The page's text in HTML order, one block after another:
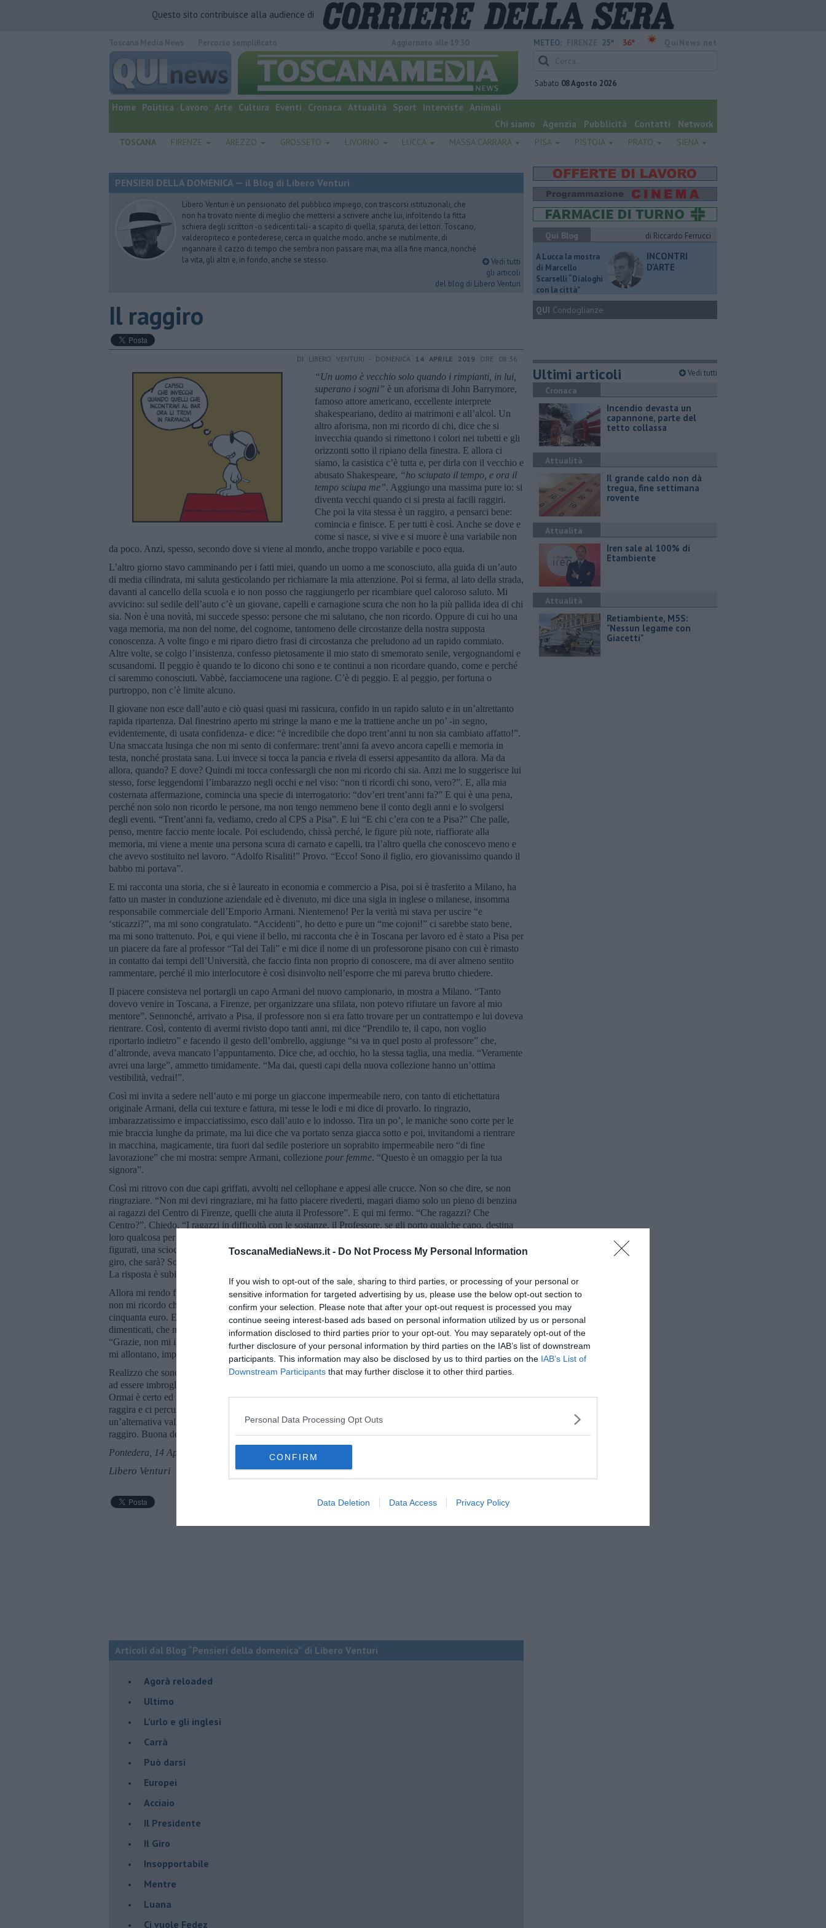
ToscanaMediaNews.it - Do Not Process My Personal Information
If you wish to opt-out of the sale, sharing to third parties, or processing of your personal or
sensitive information for targeted advertising by us, please use the below opt-out section to
confirm your selection. Please note that after your opt-out request is processed you may
continue seeing interest-based ads based on personal information utilized by us or personal
information disclosed to third parties prior to your opt-out. You may separately opt-out of the
further disclosure of your personal information by third parties on the IAB’s list of downstream
participants. This information may also be disclosed by us to third parties on the IAB’s List of
Downstream Participants that may further disclose it to other third parties.
Personal Data Processing Opt Outs
CONFIRM
Data Deletion Data Access Privacy Policy
Questo sito contribuisce alla audience di
quotidiano online.
METEO: 25° 36°
Sabato 08 Agosto 2026
Home Politica Lavoro Arte Cultura Eventi Cronaca Attualità Sport Interviste Animali
Chi siamo
Agenzia Pubblicità Contatti Network
TOSCANA FIRENZE AREZZO GROSSETO LIVORNO LUCCA MASSA CARRARA PISA PISTOIA PRATO SIENA
PENSIERI DELLA DOMENICA — il Blog di Libero Venturi
Libero Venturi è un pensionato del pubblico impiego, con trascorsi istituzionali, che
non ha trovato niente di meglio che mettersi a scrivere anche lui, infoltendo la fitta
schiera degli scrittori -o sedicenti tali- a scapito di quella, sparuta, dei lettori. Toscano,
valderopiteco e pontederese, cerca in qualche modo, anche se inutilmente, di
ingannare il cazzo di tempo che sembra non passare mai, ma alla fine manca, nonché
la vita, gli altri e, in fondo, anche se stesso.
Vedi tutti
gli articoli
del blog di Libero Venturi
Il raggiro
DI LIBERO VENTURI - DOMENICA 14 APRILE 2019 ORE 08:36
“Un uomo è vecchio solo quando i rimpianti, in lui,
superano i sogni” è un aforisma di John Barrymore,
famoso attore americano, eccellente interprete
shakespeariano, dedito ai matrimoni e all’alcol. Un
altro aforisma, non mi ricordo di chi, dice che si
invecchia quando si rimettono i colori nei tubetti e gli
orizzonti sotto il ripiano della finestra. E allora ci
siamo, la casistica c’è tutta e, per dirla con il vecchio e
abusato Shakespeare, “ho sciupato il tempo, e ora il
tempo sciupa me”. Aggiungo una massima pure io: si
diventa vecchi quando ci si presta ai facili raggiri.
Che poi la vita stessa è un raggiro, a pensarci bene:
comincia e finisce. E per tutti è così. Anche se dove e
come si nasce, si vive e si muore è una variabile non
da poco. Anzi, spesso, secondo dove si viene al mondo, anche troppo variabile e poco equa.
L’altro giorno stavo camminando per i fatti miei, quando un uomo a me sconosciuto, alla guida di un’auto
di media cilindrata, mi saluta gesticolando per richiamare la mia attenzione. Poi si ferma, al lato della strada,
davanti al cancello della scuola e io non posso che raggiungerlo per ricambiare quel caloroso saluto. Mi
avvicino: sul sedile dell’auto c’è un giovane, capelli e carnagione scura che non ho la più pallida idea di chi
sia. Non è una novità, mi succede spesso: persone che mi salutano, che non ricordo. Oppure di cui ho una
vaga memoria, ma non del nome, del cognome, tantomeno delle circostanze della nostra supposta
conoscenza. A volte fingo e mi riparo dietro frasi di circostanza che preludono ad un rapido commiato.
Altre volte, se colgo l’insistenza, confesso pietosamente il mio stato di smemorato senile, vergognandomi e
scusandomi. Il peggio è quando te lo dicono chi sono e te continui a non ricordare quando, come e perché
ci saremmo conosciuti. Vabbè, facciamocene una ragione. C’è di peggio. E al peggio, per fortuna o
purtroppo, non c’è limite alcuno.
Il giovane non esce dall’auto e ciò quasi quasi mi rassicura, confido in un rapido saluto e in un’altrettanto
rapida ripartenza. Dal finestrino aperto mi stringe la mano e me la trattiene anche un po’ -in segno,
evidentemente, di usata confidenza- e dice: “è incredibile che dopo trent’anni tu non sia cambiato affatto!”.
Una smaccata lusinga che non mi sento di confermare: trent’anni fa avevo ancora capelli e memoria in
testa, nonché prostata sana. Lui invece si tocca la pancia e rivela di essersi appesantito da allora. Ma da
allora, quando? E dove? Quindi mi tocca confessargli che non mi ricordo chi sia. Anzi me lo suggerisce lui
stesso, forse leggendomi l’imbarazzo negli occhi e nel viso: “non ti ricordi chi sono, vero?”. E, alla mia
costernata affermazione, comincia una specie di interrogatorio: “dov’eri trent’anni fa?” E qui è una pena,
perché non solo non ricordo le persone, ma non tengo nemmeno bene il conto degli anni e lo svolgersi
degli eventi. “Trent’anni fa, vediamo, credo al CPS a Pisa”. E lui “E chi c’era con te a Pisa?” Che palle,
penso, mentre faccio mente locale. Poi escludendo, chissà perché, le figure più note, riaffiorate alla
memoria, mi viene a mente una persona scura di carnato e capelli, tra l’altro quella che conoscevo meno e
che avevo sostituito nel lavoro. “Adolfo Risaliti!” Provo. “Ecco! Sono il figlio, ero giovanissimo quando il
babbo mi portava”.
E mi racconta una storia, che si è laureato in economia e commercio a Pisa, poi si è trasferito a Milano, ha
fatto un master in conduzione aziendale ed è divenuto, mi dice una sigla in inglese o milanese, insomma
responsabile commerciale dell’Emporio Armani. Nientemeno! Per la verità mi stava per uscire “e
‘sticazzi?”, ma mi sono congratulato. “Accidenti”, ho detto e pure un “me cojoni!” ci sarebbe stato bene,
ma mi sono trattenuto. Poi, e qui viene il bello, mi racconta che è in Toscana per lavoro ed è stato a Pisa per
un piacere da fare al professor “Tal dei Tali” e mi dice il nome di un professorone pisano con cui è rimasto
in contatto dai tempi dell’Università, che faccio finta non proprio di conoscere, ma di aver almeno sentito
rammentare, perché il mio interlocutore è così disinvolto nell’esporre che mi pareva brutto chiedere.
Il piacere consisteva nel portargli un capo Armani del nuovo campionario, in mostra a Milano. “Tanto
dovevo venire in Toscana, a Firenze, per organizzare una sfilata, non potevo rifiutare un favore al mio
mentore”. Sennonché, arrivato a Pisa, il professore non si era fatto trovare per un contrattempo e lui doveva
rientrare. Così, contento di avermi rivisto dopo tanti anni, mi dice “Prendilo te, il capo, non voglio
riportarlo indietro” e facendo il gesto dell’ombrello, aggiunge “si va in quel posto al professore” che,
d’altronde, aveva mancato l’appuntamento. Dice che, ad occhio, ho la stessa taglia, una media. “Veramente
avrei una large”, ammetto timidamente. “Ma dai, questi capi della nuova collezione hanno un’ottima
vestibilità, vedrai!”.
Così mi invita a sedere nell’auto e mi porge un giaccone impermeabile nero, con tanto di etichettatura
originale Armani, della cui texture e fattura, mi tesse le lodi e mi dice di provarlo. Io ringrazio,
imbarazzatissimo e impacciatissimo, esco dall’auto e lo indosso. Tira un po’, le maniche sono corte per le
mie braccia lunghe da primate, ma lui dice che va portato senza giacca sotto e poi, invitandomi a rientrare
in macchina, magicamente, tira fuori dal sedile posteriore un soprabito impermeabile nero “di fine
lavorazione” che mi mostra: sempre Armani, collezione pour femme. “Questo è un omaggio per la tua
signora”.
Così mi ritrovo con due capi griffati, avvolti nel cellophane e appesi alle crucce. Non so che dire, se non
ringraziare. “Non mi devi ringraziare, mi ha fatto piacere rivederti, magari diamo solo un pieno di benzina
ai ragazzi del Centro di Firenze, quelli che aiuta il Professore”. E qui mi fermo. “Che ragazzi? Che
Centro?”. Chiedo. “I ragazzi in difficoltà con le sostanze, il Professore, se gli porto qualche capo, destina
loro qualcosa per compensare”. Contrariato domando: “Scusa, di cosa stiamo parlando?” E lui subito “Ma
figurati, una sciocchezza, rispetto al valore dei capi, un pieno di benzina per il pullmino quando vanno in
giro, che sarà? Solo quaranta, cinquanta euro!”. Capisco. “Ma come faccio a pagare il Centro di Firenze?”
La risposta è subito servita: “Li dai a me, sto andando a Firenze, glieli porto volentieri io”.
Allora mi rendo finalmente conto che sono in macchina con uno sconosciuto, che non è sconosciuto perché
non mi ricordo chi è, ma perché è uno stronzo, un truffatore, che mi vuol rifilare due capi taroccati per
cinquanta euro. E che ha tentato di raggirarmi e c’era quasi riuscito, tirandomi fuori perfino ricordi
dimenticati, che mi pare il furto più grave. Frugandomi nelle tasche della memoria e della vita. Così dico
“Grazie, non mi interessa”. Gli lascio i capi, non lo guardo nemmeno, esco dall’auto, sbattendo la portiera e
mi allontano, imprecando tra me e me.
Realizzo che sono un vecchio, un anziano signore con l’aria un po’ assorta e la mente lontana, disponibile
ad essere imbrogliato. La figura perfetta, la vittima designata per un professionista del tarocco e del raggiro.
Ormai è certo ed irrimediabile tutto ciò, come il tempo che passa e non passa invano. Sopratutto il tempo ci
raggira e ci percula. Mi consolo solo pensando che, come per la democrazia, anche per la vecchiaia,
un’alternativa valida non si conosce. Anzi si conosce bene, ma è di gran lunga peggiore. L’ultimo, estremo
raggiro. Buona domenica e buona fortuna.
Pontedera, 14 Aprile 2019
Libero Venturi
Articoli dal Blog “Pensieri della domenica” di Libero Venturi
​Agorà reloaded
Ultimo
​L’urlo e gli inglesi
Carrà
Può darsi
Europei
Acciaio
Il Presidente
​Il Giro
Insopportabile
​Mentre
Luana
​Ci vuole Fedez
Qui Blog
di Riccardo Ferrucci
A Lucca la mostra
di Marcello
Scarselli “Dialoghi
con la città"
INCONTRI
D'ARTE
QUI Condoglianze
Ultimi articoli Vedi tutti
Cronaca
Incendio devasta un
capannone, parte del
tetto collassa
Attualità
Il grande caldo non dà
tregua, fine settimana
rovente
Attualità
Iren sale al 100% di
Etambiente
Attualità
Retiambiente, M5S:
"Nessun legame con
Giacetti"